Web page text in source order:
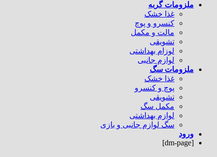
ملزومات گربه
غذا خشک
کنسرو و پوچ
مالت و مکمل
تشویقی
لوزام بهداشتی
لوازم جانبی
ملزومات سگ
غذا خشک
پوچ و کنسرو
تشویقی
مکمل سگ
لوازم بهداشتی
سگ لوازم جانبی و بازی
ورود
[dm-page]